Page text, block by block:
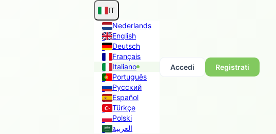
IT
Nederlands
English
Deutsch
Français
Italiano
Português
Русский
Español
Türkçe
Polski
العربية
Accedi Registrati